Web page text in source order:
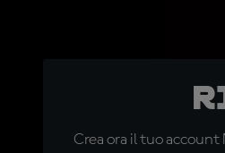
Crea ora il tuo